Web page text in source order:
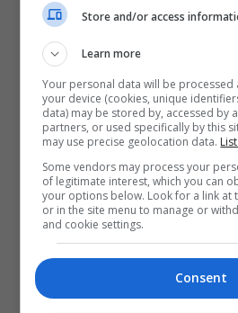
2 مليار دينار عن جريمة احتيال
Store and/or access
Learn more
Your personal data will be
your device (cookies, unique
data) may be stored by, accessed by
partners, or used specifically by this
may use precise geolocation data.
Some vendors may process your
of legitimate interest, which you can
your options below. Look for a link at
or in the site menu to manage or
and cookie settings.
Consent